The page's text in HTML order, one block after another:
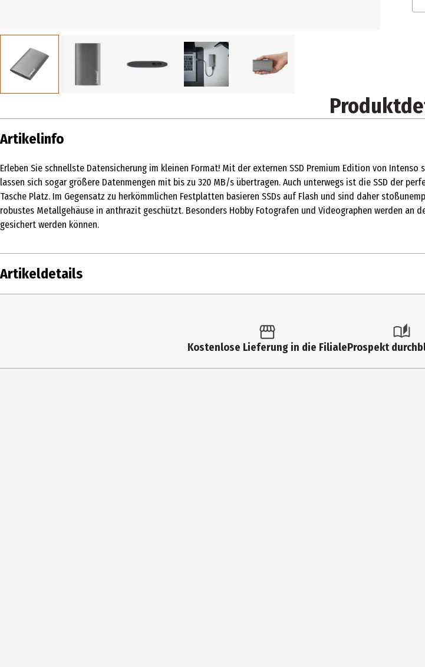
Artikelinfo
Erleben Sie schnellste Datensicherung im kleinen Format! Mit der externen SSD Premium Edition von
lassen sich sogar größere Datenmengen mit bis zu 320 MB/s übertragen. Auch unterwegs ist die SSD der
Tasche Platz. Im Gegensatz zu herkömmlichen Festplatten basieren SSDs auf Flash und sind daher
robustes Metallgehäuse in anthrazit geschützt. Besonders Hobby Fotografen und Videographen werden an
gesichert werden können.
Artikeldetails
Kostenlose Lieferung in die FilialeProspekt